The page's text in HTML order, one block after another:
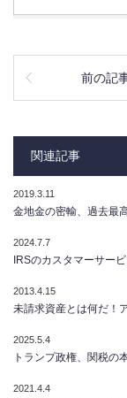
前の記
関連記事
2019.3.11
金地金の密輸、過去最
2024.7.7
IRSのカスタマーサー
2013.4.15
未請求資産とは何だ！
2025.5.4
トランプ政権、関税の
2021.4.4